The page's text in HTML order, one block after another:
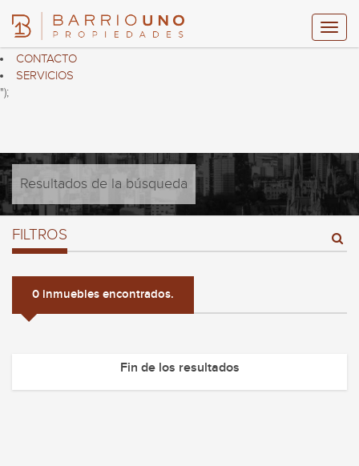
HOME
PROPIEDADES
CONTACTO
SERVICIOS
");
Resultados de la búsqueda
FILTROS
0 inmuebles encontrados.
Fin de los resultados